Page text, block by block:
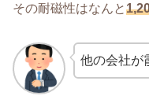
その耐磁性はなんと
他の会社が